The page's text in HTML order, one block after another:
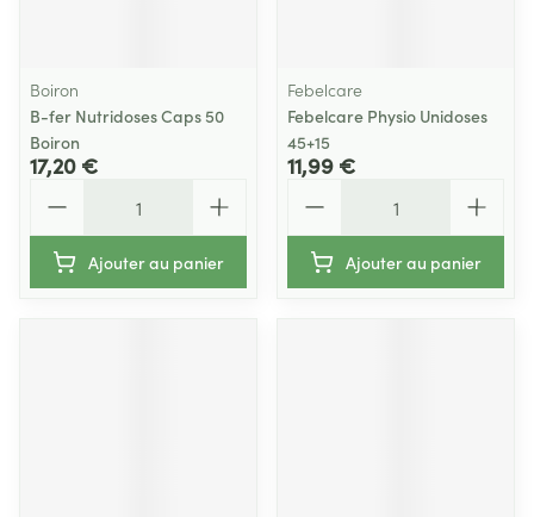
Boiron
B-fer Nutridoses Caps 50
Boiron
17,20 €
Ajouter au panier
Febelcare
Febelcare Physio Unidoses
45+15
11,99 €
Ajouter au panier